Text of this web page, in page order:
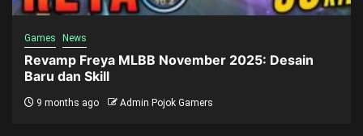
Games News
Revamp Freya MLBB November 2025: Desain
Baru dan Skill
9 months ago Admin Pojok Gamers